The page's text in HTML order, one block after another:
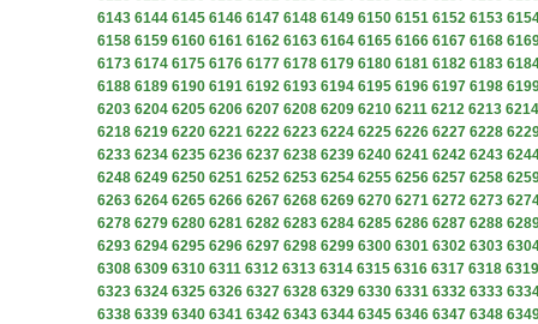
6143 6144 6145 6146 6147 6148 6149 6150 6151 6152 6153
6158 6159 6160 6161 6162 6163 6164 6165 6166 6167 6168
6173 6174 6175 6176 6177 6178 6179 6180 6181 6182 6183
6188 6189 6190 6191 6192 6193 6194 6195 6196 6197 6198
6203 6204 6205 6206 6207 6208 6209 6210 6211 6212 6213 6214
6218 6219 6220 6221 6222 6223 6224 6225 6226 6227 6228
6233 6234 6235 6236 6237 6238 6239 6240 6241 6242 6243
6248 6249 6250 6251 6252 6253 6254 6255 6256 6257 6258
6263 6264 6265 6266 6267 6268 6269 6270 6271 6272 6273
6278 6279 6280 6281 6282 6283 6284 6285 6286 6287 6288
6293 6294 6295 6296 6297 6298 6299 6300 6301 6302 6303
6308 6309 6310 6311 6312 6313 6314 6315 6316 6317 6318 6319
6323 6324 6325 6326 6327 6328 6329 6330 6331 6332 6333
6338 6339 6340 6341 6342 6343 6344 6345 6346 6347 6348